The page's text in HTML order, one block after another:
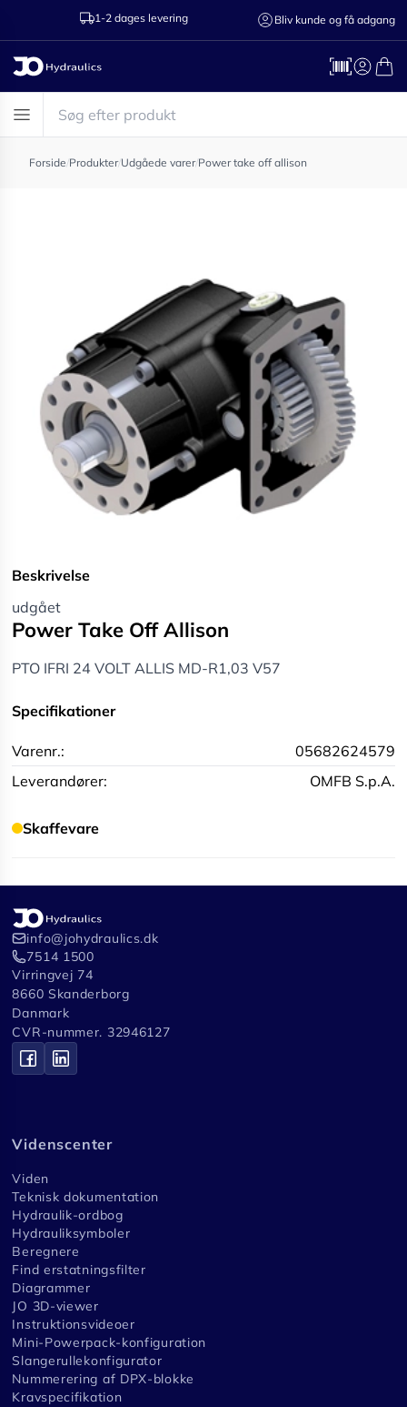
1-2 dages levering Ring til os
Bliv kunde og få adgang
Forside/Produkter/Udgåede varer/Power take off allison
Beskrivelse
udgået
Power Take Off Allison
PTO IFRI 24 VOLT ALLIS MD-R1,03 V57
Specifikationer
Varenr.:
05682624579
Leverandører:
OMFB S.p.A.
Skaffevare
info@johydraulics.dk
7514 1500
Virringvej 74
8660 Skanderborg
Danmark
CVR-nummer. 32946127
Videnscenter
Viden
Teknisk dokumentation
Hydraulik-ordbog
Hydrauliksymboler
Beregnere
Find erstatningsfilter
Diagrammer
JO 3D-viewer
Instruktionsvideoer
Mini-Powerpack-konfiguration
Slangerullekonfigurator
Nummerering af DPX-blokke
Kravspecifikation